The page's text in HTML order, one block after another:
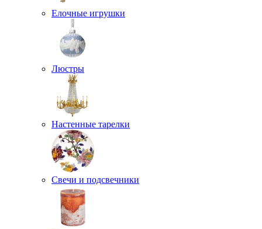
Елочные игрушки
Люстры
Настенные тарелки
Свечи и подсвечники